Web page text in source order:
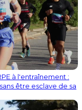
à l'entraînement :
être esclave de sa